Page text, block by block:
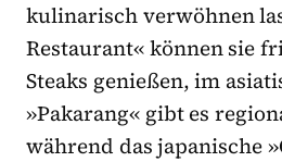
kulinarisch verwöhnen
Restaurant« können sie
Steaks genießen, im
»Pakarang« gibt es
während das japanische